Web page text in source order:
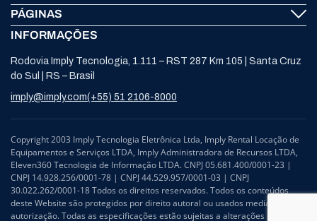
Imply® Tecnologia
ElevenTickets
Autoatendimento
Bowling
Painéis LED
PÁGINAS
Fale Conosco
Suporte
Localização
Tratamento de Dados Pessoais (LGPD)
Compliance e Ouvidoria
INFORMAÇÕES
Rodovia Imply Tecnologia, 1.111 – RST 287 Km 105 | Santa Cruz
do Sul | RS – Brasil
imply@imply.com(+55) 51 2106-8000
Copyright 2003 Imply Tecnologia Eletrônica Ltda, Imply Rental Locação de
Equipamentos e Serviços LTDA, Imply Administradora de Recursos LTDA,
Eleven360 Tecnologia de Informação LTDA. CNPJ 05.681.400/0001-23 |
CNPJ 14.928.256/0001-78 | CNPJ 44.529.957/0001-03 | CNPJ
30.022.262/0001-18 Todos os direitos reservados. Todos os conteúdos
deste Website são protegidos por direito autoral ou usados mediante
autorização. Todas as especificações estão sujeitas a alterações sem aviso